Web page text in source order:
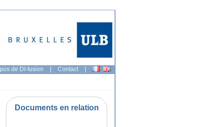
de DI-fusion | Contact |
Documents en relation